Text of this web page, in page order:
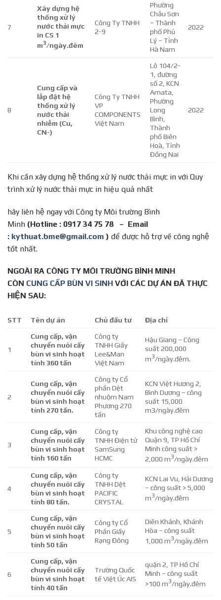
7
Xây dựng hệ
thống xử lý
nước thải mực
in CS 1
m3/ngày.đêm
Công Ty TNHH
2-9
Phường
Châu Sơn
– Thành
phố Phủ
Lý – Tỉnh
Hà Nam
2022
8
Cung cấp và
lắp đặt hệ
thống xử lý
nước thải
nhiễm (Cu,
CN-)
Công Ty TNHH
VP
COMPONENTS
Việt Nam
Lô 104/2-
1, đường
số 2, KCN
Amata,
Phường
Long
Bình,
Thành
phố Biên
Hoà, Tỉnh
Đồng Nai
2022
Khi cần xây dựng hệ thống xử lý nước thải mực in với Quy
trình xử lý nước thải mực in hiệu quả nhất
hãy liên hệ ngay với Công ty Môi trường Bình
Minh (Hotline : 0917 34 75 78 – Email
: kythuat.bme@gmail.com ) để được hỗ trợ về công nghệ
tốt nhất.
NGOÀI RA CÔNG TY MÔI TRƯỜNG BÌNH MINH
CÒN CUNG CẤP BÙN VI SINH VỚI CÁC DỰ ÁN ĐÃ THỰC
HIỆN SAU:
STT Tên dự án Chủ đầu tư Địa chỉ
1
Cung cấp, vận
chuyển nuôi cấy
bùn vi sinh hoạt
tính 360 tấn
Công ty
TNHH Giấy
Lee&Man
Việt Nam
Hậu Giang – Công
suất 200,000
m3/ngày.đêm.
2
Cung cấp, vận
chuyển nuôi cấy
bùn vi sinh hoạt
tính 270 tấn.
Công ty Cổ
phần Dệt
nhuộm Nam
Phương 270
tấn
KCN Việt Hương 2,
Bình Dương – công
suất 15,000
m3/ngày.đêm
3
Cung cấp, vận
chuyển nuôi cấy
bùn vi sinh hoạt
tính 160 tấn
Công ty
TNHH Điện tử
SamSung
HCMC
Khu công nghệ cao
Quận 9, TP Hồ Chí
Minh công suất >
2,000 m3/ngày.đêm
4
Cung cấp, vận
chuyển nuôi cấy
bùn vi sinh hoạt
tính 80 tấn.
Công ty
TNHH Dệt
PACIFIC
CRYSTAL
KCN Lai Vu, Hải Dương
– công suất > 5,000
m3/ngày.đêm
5
Cung cấp, vận
chuyển nuôi cấy
bùn vi sinh hoạt
tính 50 tấn
Công ty Cổ
Phần Giấy
Rạng Đông
Diên Khánh, Khánh
Hòa – công suất
1,000 m3/ngày.đêm
6
Cung cấp, vận
chuyển nuôi cấy
bùn vi sinh hoạt
tính 40 tấn
Trường Quốc
tế Việt Úc AIS
quận 2, TP Hồ Chí
Minh – công suất
>100 m3/ngày.đêm